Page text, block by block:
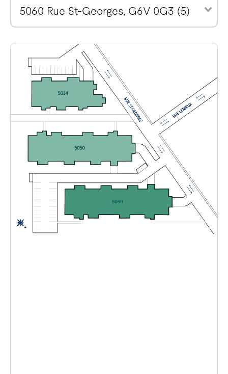
5060 Rue St-Georges, G6V 0G3 (5)